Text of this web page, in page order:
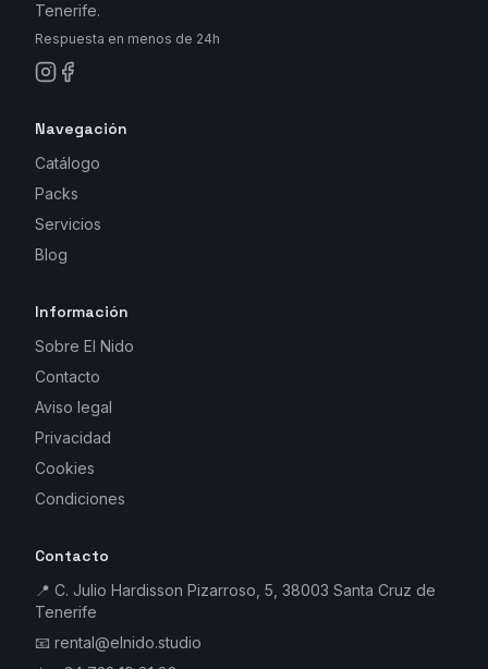
Tenerife.
Respuesta en menos de 24h
Navegación
Catálogo
Packs
Servicios
Blog
Información
Sobre El Nido
Contacto
Aviso legal
Privacidad
Cookies
Condiciones
Contacto
📍 C. Julio Hardisson Pizarroso, 5, 38003 Santa Cruz de
Tenerife
📧 rental@elnido.studio